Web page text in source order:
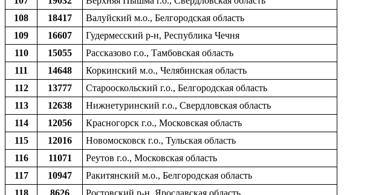
108
18417
Валуйский м.о., Белгородская область
109
16607
Гудермесский р-н, Республика Чечня
110
15055
Рассказово г.о., Тамбовская область
111
14648
Коркинский м.о., Челябинская область
112
13777
Старооскольский г.о., Белгородская область
113
12638
Нижнетуринский г.о., Свердловская область
114
12056
Красногорск г.о., Московская область
115
12016
Новомосковск г.о., Тульская область
116
11071
Реутов г.о., Московская область
117
10947
Ракитянский м.о., Белгородская область
118
8626 Ростовский р-н, Ярославская область